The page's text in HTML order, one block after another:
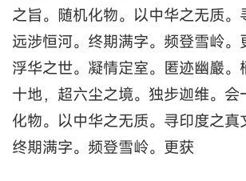
之旨。随机化物。以中华之无质。
远涉恒河。终期满字。频登雪岭。
浮华之世。凝情定室。匿迹幽巖。
十地，超六尘之境。独步迦维。会
化物。以中华之无质。寻印度之真
终期满字。频登雪岭。更获